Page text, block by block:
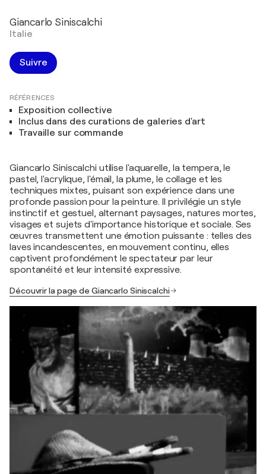
Giancarlo Siniscalchi
Italie
Suivre
RÉFÉRENCES
Exposition collective
Inclus dans des curations de galeries d'art
Travaille sur commande
Giancarlo Siniscalchi utilise l'aquarelle, la tempera, le
pastel, l'acrylique, l'émail, la plume, le collage et les
techniques mixtes, puisant son expérience dans une
profonde passion pour la peinture. Il privilégie un style
instinctif et gestuel, alternant paysages, natures mortes,
visages et sujets d'importance historique et sociale. Ses
œuvres transmettent une émotion puissante : telles des
laves incandescentes, en mouvement continu, elles
captivent profondément le spectateur par leur
spontanéité et leur intensité expressive.
Découvrir la page de Giancarlo Siniscalchi